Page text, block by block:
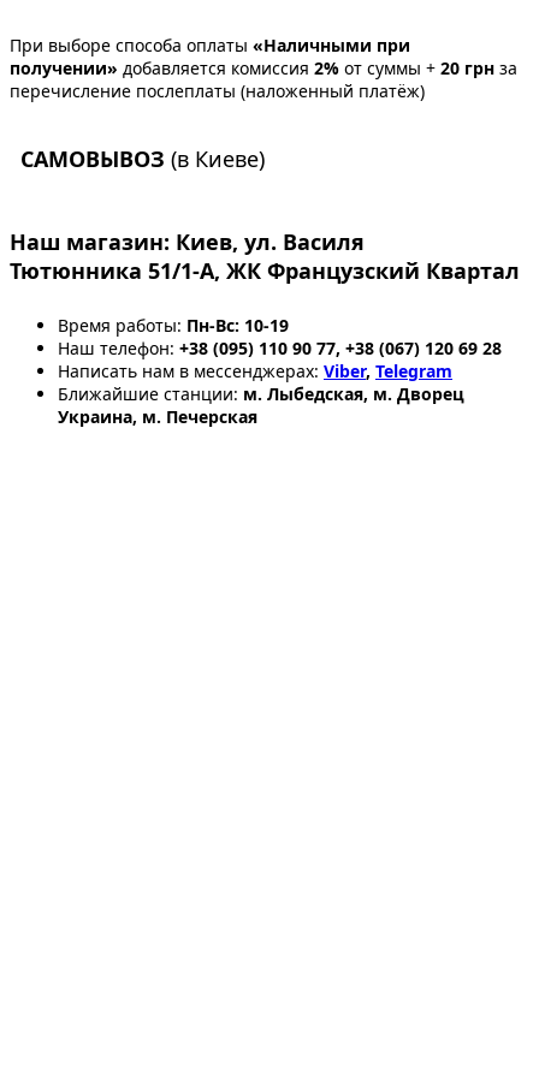
При выборе способа оплаты «Наличными при
получении» добавляется комиссия 2% от суммы + 20 грн за
перечисление послеплаты (наложенный платёж)
САМОВЫВОЗ (в Киеве)
Наш магазин: Киев, ул. Василя
Тютюнника 51/1-А, ЖК Французский Квартал
Время работы: Пн-Вс: 10-19
Наш телефон: +38 (095) 110 90 77, +38 (067) 120 69 28
Написать нам в мессенджерах: Viber, Telegram
Ближайшие станции: м. Лыбедская, м. Дворец
Украина, м. Печерская